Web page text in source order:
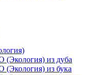
(Экология) из дуба
(Экология) из бука